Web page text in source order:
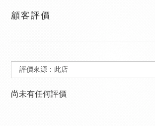
顧客評價
尚未有任何評價